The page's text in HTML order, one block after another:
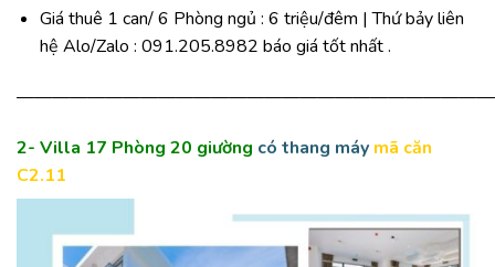
Giá thuê 1 can/ 6 Phòng ngủ : 6 triệu/đêm | Thứ bảy liên
hệ Alo/Zalo : 091.205.8982 báo giá tốt nhất .
2- Villa 17 Phòng 20 giường có thang máy mã căn
C2.11